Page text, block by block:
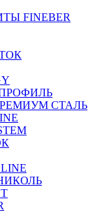
FINEBER
СТАЛЬ